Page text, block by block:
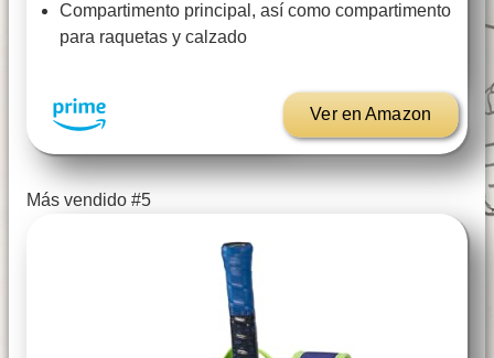
Compartimento principal, así como compartimento
para raquetas y calzado
Ver en Amazon
Más vendido #5